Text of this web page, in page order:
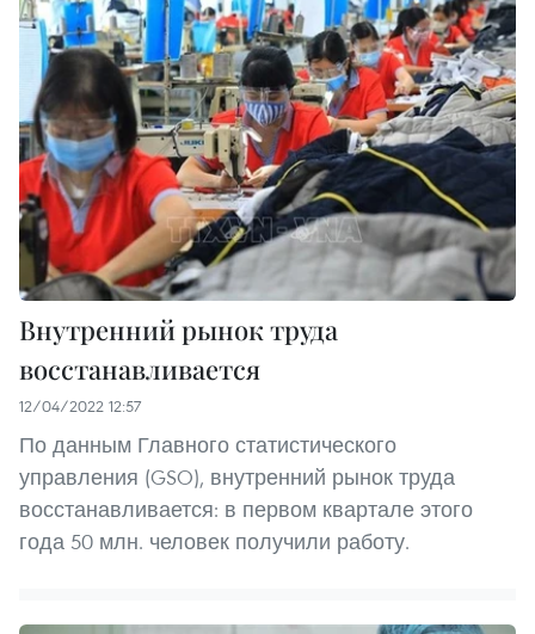
Внутренний рынок труда
восстанавливается
12/04/2022 12:57
По данным Главного статистического
управления (GSO), внутренний рынок труда
восстанавливается: в первом квартале этого
года 50 млн. человек получили работу.